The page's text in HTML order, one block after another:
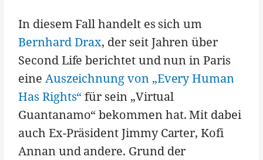
In diesem Fall handelt es sich um
Bernhard Drax, der seit Jahren über
Second Life berichtet und nun in Paris
eine Auszeichnung von „Every Human
Has Rights“für sein „Virtual
Guantanamo“ bekommen hat. Mit dabei
auch Ex-Präsident Jimmy Carter, Kofi
Annan und andere. Grund der